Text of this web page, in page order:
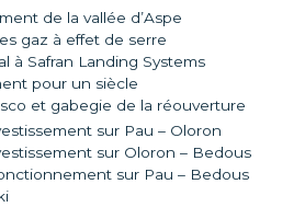
de la vallée d’Aspe
gaz à effet de serre
à Safran Landing Systems
pour un siècle
et gabegie de la réouverture
sur Pau – Oloron
sur Oloron – Bedous
sur Pau – Bedous